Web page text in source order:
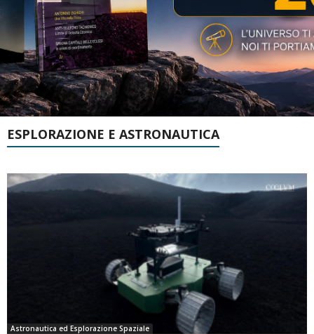
ESPLORAZIONE E ASTRONAUTICA
Astronautica ed Esplorazione Spaziale